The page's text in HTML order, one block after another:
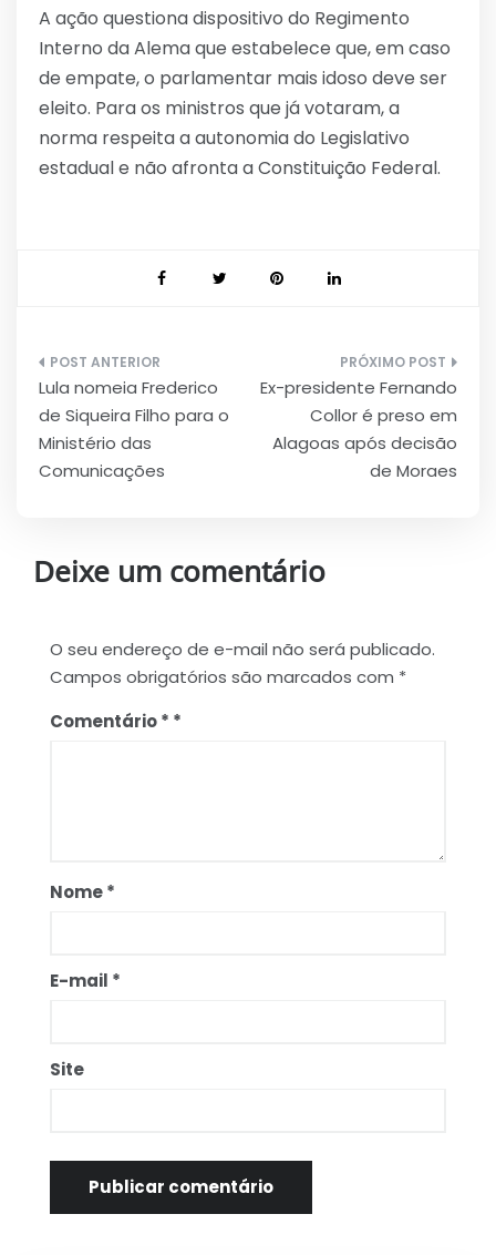
A ação questiona dispositivo do Regimento
Interno da Alema que estabelece que, em caso
de empate, o parlamentar mais idoso deve ser
eleito. Para os ministros que já votaram, a
norma respeita a autonomia do Legislativo
estadual e não afronta a Constituição Federal.
Navegação
de
Post
Lula nomeia Frederico
de Siqueira Filho para o
Ministério das
Comunicações
Ex-presidente Fernando
Collor é preso em
Alagoas após decisão
de Moraes
Deixe um comentário
O seu endereço de e-mail não será publicado.
Campos obrigatórios são marcados com *
Comentário*
Nome*
E-mail *
Site